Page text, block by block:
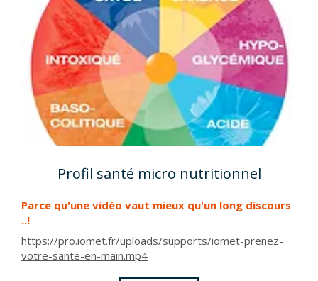
Profil santé micro nutritionnel
Parce qu'une vidéo vaut mieux qu'un long discours
..!
https://pro.iomet.fr/uploads/supports/iomet-prenez-
votre-sante-en-main.mp4